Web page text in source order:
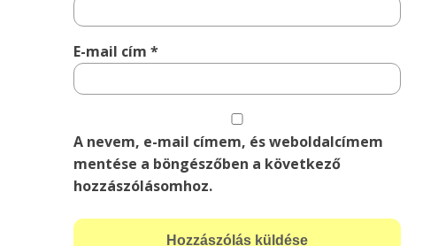
E-mail cím *
A nevem, e-mail címem, és weboldalcímem
mentése a böngészőben a következő
hozzászólásomhoz.